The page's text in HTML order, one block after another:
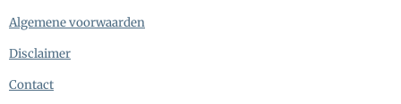
Algemene voorwaarden
Disclaimer
Contact